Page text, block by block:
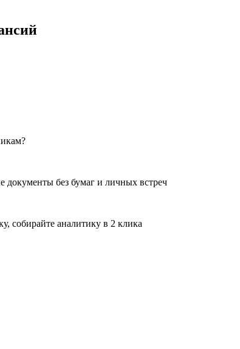
документы без бумаг и личных встреч
собирайте аналитику в 2 клика